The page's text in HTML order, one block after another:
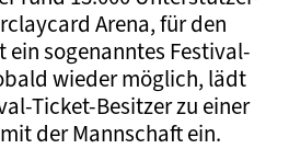
Arena, für den
ein sogenanntes Festival-
wieder möglich, lädt
Ticket-Besitzer zu einer
der Mannschaft ein.